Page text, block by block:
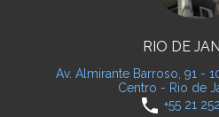
RIO DE
Av. Almirante Barroso, 91 -
Centro - Rio de
phone +55 21